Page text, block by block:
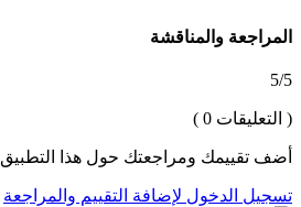
المراجعة والمناقشة
5/5
( التعليقات 0 )
أضف تقييمك ومراجعتك حول هذا التطبيق
تسجيل الدخول لإضافة التقييم والمراجعة